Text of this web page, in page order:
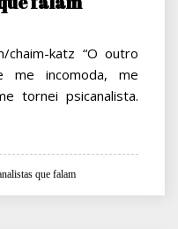
chaim-katz “O outro
incomoda, me
tornei psicanalista.
que falam